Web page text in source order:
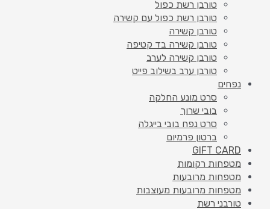
טורבן רשת כפול
טורבן רשת כפול עם קשירה
טורבן קשירה
טורבן קשירה בד קטיפה
טורבן קשירה לערב
טורבן ערב בשילוב פייט
נפחים
סרט מונע החלקה
בובי שרוך
סרט נפח בובי בייגלה
ברטון פרמיום
GIFT CARD
מטפחות רקומות
מטפחות מרובעות
מטפחות מרובעות מעוצבות
טורבני רשת